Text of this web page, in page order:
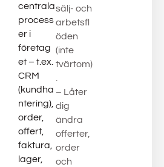
centrala
process
er i
företag
et – t.ex.
CRM
(kundha
ntering),
order,
offert,
faktura,
lager,
sälj- och
arbetsfl
öden
(inte
tvärtom)
– Låter
dig
ändra
offerter,
order
och